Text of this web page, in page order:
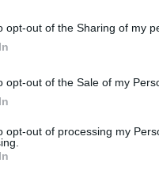
opt-out of the Sharing of my
opt-out of the Sale of my
opt-out of processing my
por Diogo Salema,
no todo-o-terreno,
Cascais, a Dirt Ride
níveis de perícia.